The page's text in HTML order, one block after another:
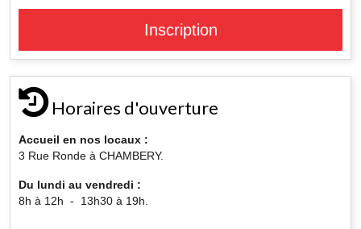
Inscription
Horaires d'ouverture
Accueil en nos locaux :
3 Rue Ronde à CHAMBERY.
Du lundi au vendredi :
8h à 12h - 13h30 à 19h.